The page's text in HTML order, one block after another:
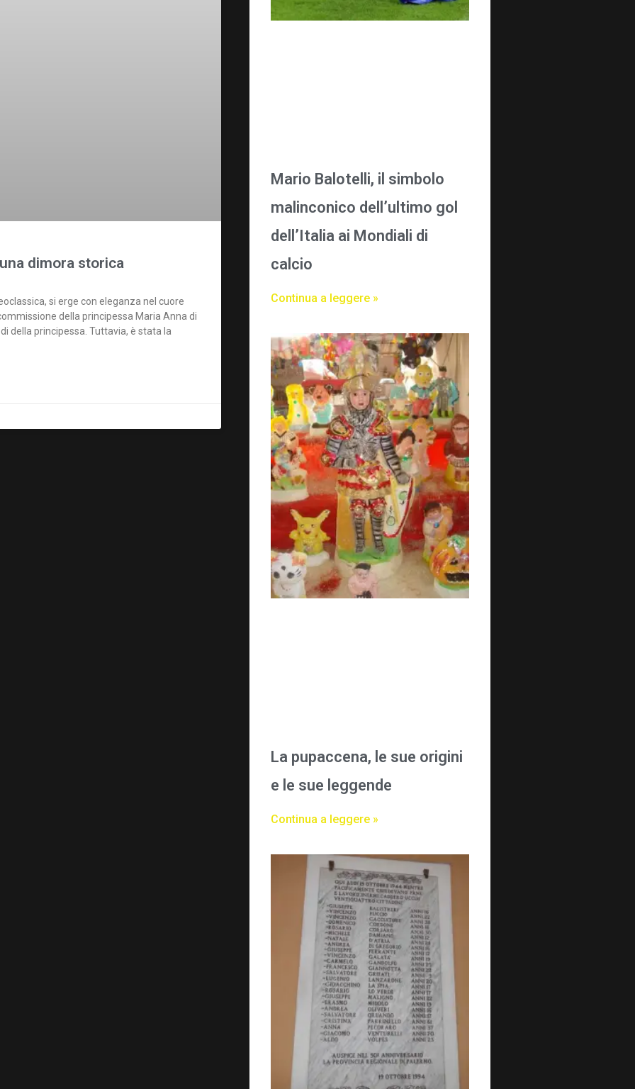
dimora storica
si erge con eleganza nel cuore
della principessa Maria Anna di
della principessa. Tuttavia, è stata la
Mario Balotelli, il simbolo
malinconico dell’ultimo gol
dell’Italia ai Mondiali di
calcio
Continua a leggere »
La pupaccena, le sue origini
e le sue leggende
Continua a leggere »